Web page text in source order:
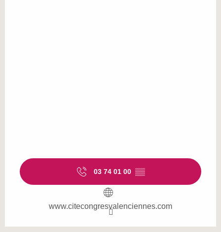
03 74 01 00 ▒▒
www.citecongresvalenciennes.com